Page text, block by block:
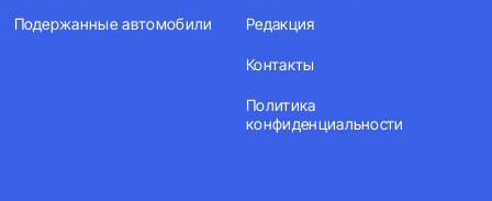
Подержанные автомобили Редакция
Контакты
Политика
конфиденциальности